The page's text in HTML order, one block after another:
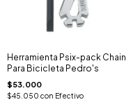
Herramienta Psix-pack Chain
Para Bicicleta Pedro's
$53.000
$45.050 con Efectivo